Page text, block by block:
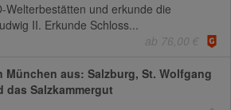
Welterbestätten und erkunde die
II. Erkunde Schloss...
ab 76,00 €
München aus: Salzburg, St. Wolfgang
das Salzkammergut